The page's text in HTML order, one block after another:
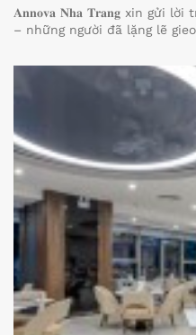
𝐀𝐧𝐧𝐨𝐯𝐚 𝐍𝐡𝐚 𝐓𝐫𝐚𝐧𝐠 xin gửi lời
– những người đã lặng lẽ